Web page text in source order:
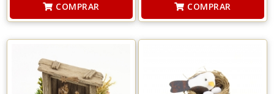
COMPRAR COMPRAR